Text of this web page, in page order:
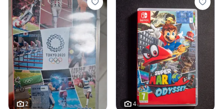
2 4